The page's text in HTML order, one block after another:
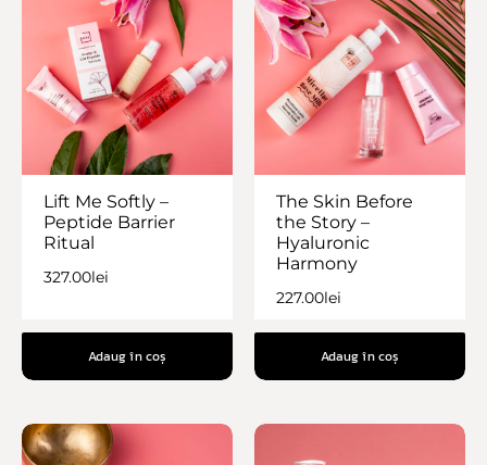
Lift Me Softly –
Peptide Barrier
Ritual
327.00lei
Adaug în coș
The Skin Before
the Story –
Hyaluronic
Harmony
227.00lei
Adaug în coș